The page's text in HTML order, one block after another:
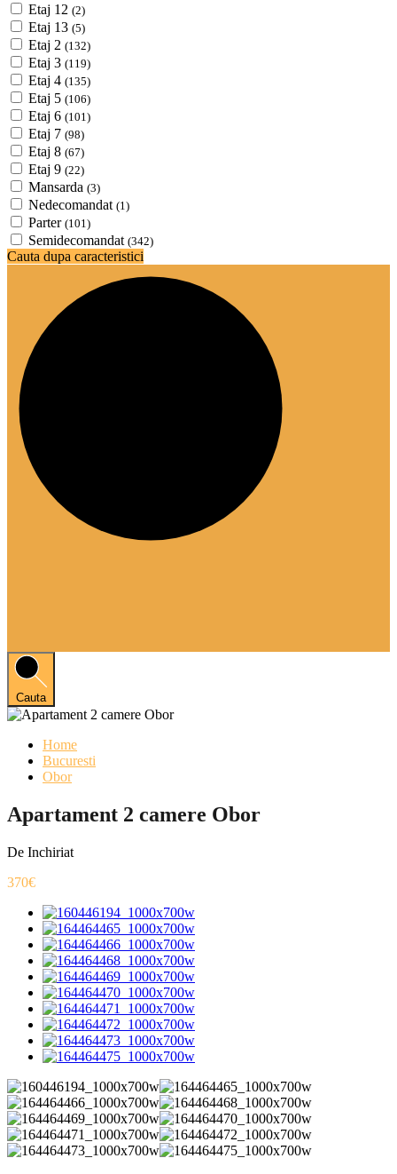
Etaj 12 (2)
Etaj 13 (5)
Etaj 2 (132)
Etaj 3 (119)
Etaj 4 (135)
Etaj 5 (106)
Etaj 6 (101)
Etaj 7 (98)
Etaj 8 (67)
Etaj 9 (22)
Mansarda (3)
Nedecomandat (1)
Parter (101)
Semidecomandat (342)
Cauta dupa caracteristici
Cauta
Home
Bucuresti
Obor
Apartament 2 camere Obor
De Inchiriat
370€